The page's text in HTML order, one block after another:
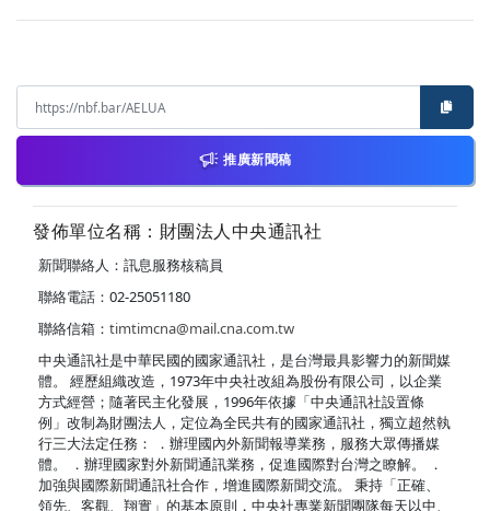
推廣新聞稿
發佈單位名稱：財團法人中央通訊社
新聞聯絡人：訊息服務核稿員
聯絡電話：02-25051180
聯絡信箱： timtimcna@mail.cna.com.tw
中央通訊社是中華民國的國家通訊社，是台灣最具影響力的新聞媒
體。 經歷組織改造，1973年中央社改組為股份有限公司，以企業
方式經營；隨著民主化發展，1996年依據「中央通訊社設置條
例」改制為財團法人，定位為全民共有的國家通訊社，獨立超然執
行三大法定任務： ．辦理國內外新聞報導業務，服務大眾傳播媒
體。 ．辦理國家對外新聞通訊業務，促進國際對台灣之瞭解。 ．
加強與國際新聞通訊社合作，增進國際新聞交流。 秉持「正確、
領先、客觀、翔實」的基本原則，中央社專業新聞團隊每天以中、